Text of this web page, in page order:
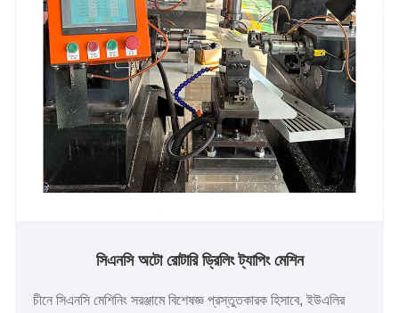
সিএনসি অটো রোটারি ড্রিলিং ট্যাপিং মেশিন
চীনে সিএনসি মেশিনিং সরঞ্জামে বিশেষজ্ঞ প্রস্তুতকারক হিসাবে, ইউএলির